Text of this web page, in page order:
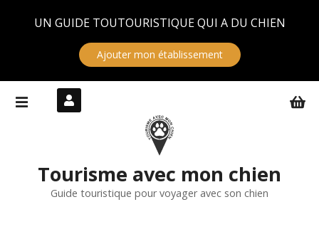
UN GUIDE TOUTOURISTIQUE QUI A DU CHIEN
Ajouter mon établissement
Tourisme avec mon chien
Guide touristique pour voyager avec son chien